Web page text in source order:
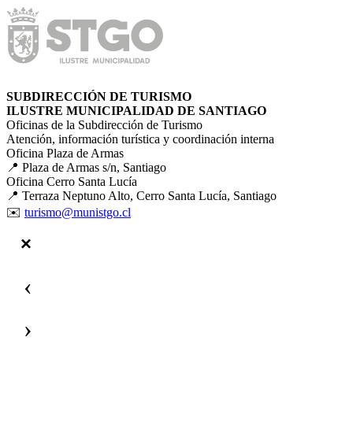
SUBDIRECCIÓN DE TURISMO
ILUSTRE MUNICIPALIDAD DE SANTIAGO
Oficinas de la Subdirección de Turismo
Atención, información turística y coordinación interna
Oficina Plaza de Armas
📍 Plaza de Armas s/n, Santiago
Oficina Cerro Santa Lucía
📍 Terraza Neptuno Alto, Cerro Santa Lucía, Santiago
✉️ turismo@munistgo.cl
‹
›